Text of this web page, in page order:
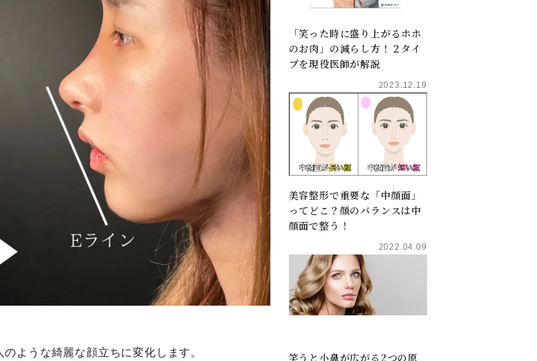
ような綺麗な顔立ちに変化します。
「笑った時に盛り上がるホホ
のお肉」の減らし方！２タイ
プを現役医師が解説
2023.12.19
美容整形で重要な「中顔面」
ってどこ？顔のバランスは中
顔面で整う！
2022.04.09
笑うと小鼻が広がる2つの原